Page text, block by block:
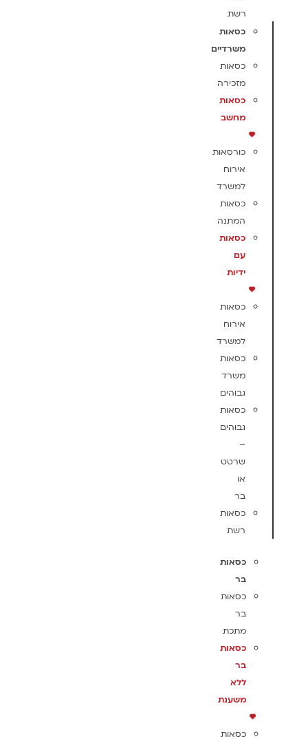
רשת
כסאות
משרדיים
כסאות
מזכירה
כסאות
מחשב
כורסאות
אירוח
למשרד
כסאות
המתנה
כסאות
עם
ידיות
כסאות
אירוח
למשרד
כסאות
משרד
גבוהים
כסאות
גבוהים
–
שרטט
או
בר
כסאות
רשת
כסאות
בר
כסאות
בר
מתכת
כסאות
בר
ללא
משענת
כסאות